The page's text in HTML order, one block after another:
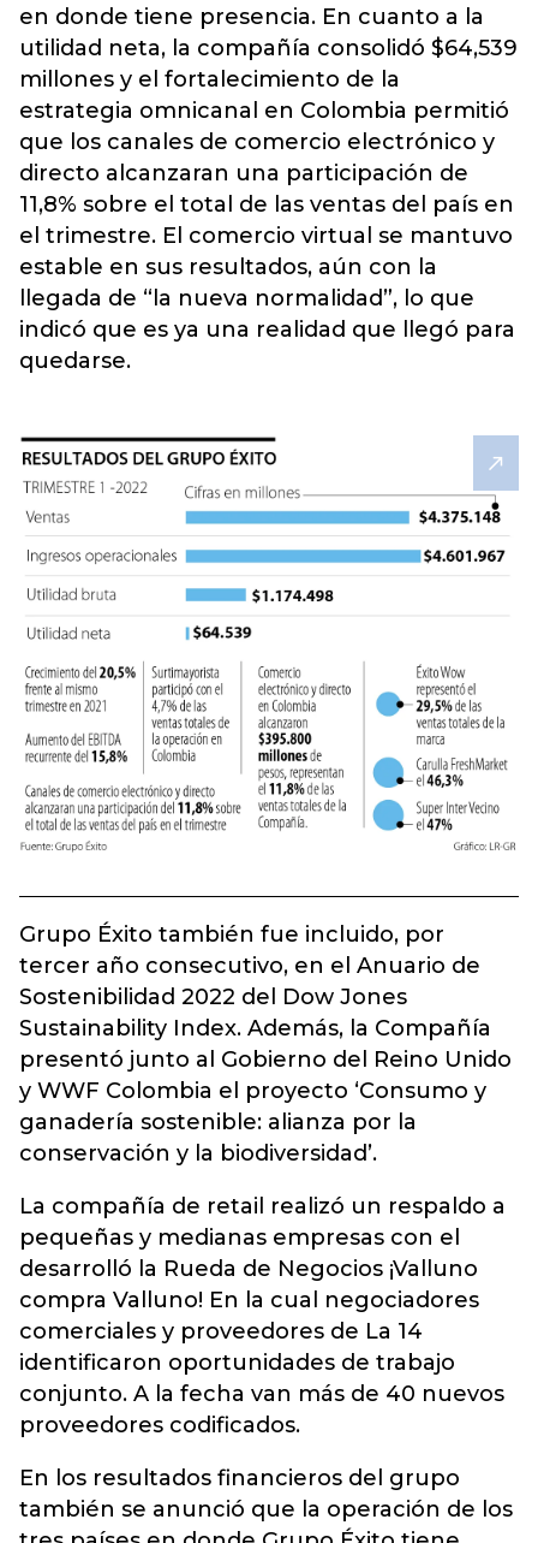
en donde tiene presencia. En cuanto a la
utilidad neta, la compañía consolidó $64,539
millones y el fortalecimiento de la
estrategia omnicanal en Colombia permitió
que los canales de comercio electrónico y
directo alcanzaran una participación de
11,8% sobre el total de las ventas del país en
el trimestre. El comercio virtual se mantuvo
estable en sus resultados, aún con la
llegada de “la nueva normalidad”, lo que
indicó que es ya una realidad que llegó para
quedarse.
Grupo Éxito también fue incluido, por
tercer año consecutivo, en el Anuario de
Sostenibilidad 2022 del Dow Jones
Sustainability Index. Además, la Compañía
presentó junto al Gobierno del Reino Unido
y WWF Colombia el proyecto ‘Consumo y
ganadería sostenible: alianza por la
conservación y la biodiversidad’.
La compañía de retail realizó un respaldo a
pequeñas y medianas empresas con el
desarrolló la Rueda de Negocios ¡Valluno
compra Valluno! En la cual negociadores
comerciales y proveedores de La 14
identificaron oportunidades de trabajo
conjunto. A la fecha van más de 40 nuevos
proveedores codificados.
En los resultados financieros del grupo
también se anunció que la operación de los